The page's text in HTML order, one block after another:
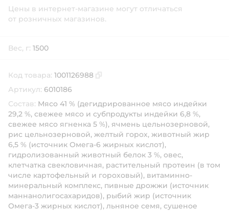
Цены в интернет-магазине могут отличаться
от розничных магазинов.
Вес, г: 1500
Код товара: 1001126988
Артикул: 6010186
Состав: Мясо 41 % (дегидрированное мясо индейки
29,2 %, свежее мясо и субпродукты индейки 6,8 %,
свежее мясо ягненка 5 %), ячмень цельнозерновой,
рис цельнозерновой, желтый горох, животный жир
6,5 % (источник Омега-6 жирных кислот),
гидролизованный животный белок 3 %, овес,
клетчатка свекловичная, растительный протеин (в том
числе картофельный и гороховый), витаминно-
минеральный комплекс, пивные дрожжи (источник
маннанолигосахаридов), рыбий жир (источник
Омега-3 жирных кислот), льняное семя, сушеное